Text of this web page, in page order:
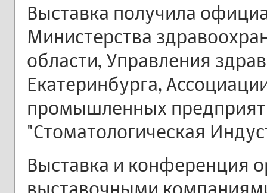
Выставка получила
Министерства
области, Управления
Екатеринбурга,
промышленных
"Стоматологическая
Выставка и конференция
выставочными